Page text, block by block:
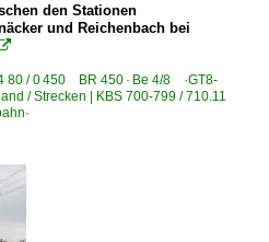
den Stationen
und Reichenbach bei
80 / 0 450 BR 450 · Be 4/8 ·GT8-
/ Strecken | KBS 700-799 / 710.11